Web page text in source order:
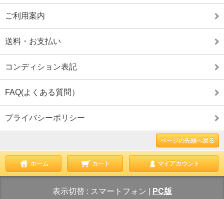
ご利用案内
送料・お支払い
コンディション表記
FAQ(よくある質問）
プライバシーポリシー
ページの先頭へ戻る
ホーム カート マイアカウント
表示切替 : スマートフォン PC版